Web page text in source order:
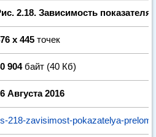
2.18. Зависимость
x 445 точек
904байт (40 Кб)
Августа 2016
218-zavisimost-pokazatelya-